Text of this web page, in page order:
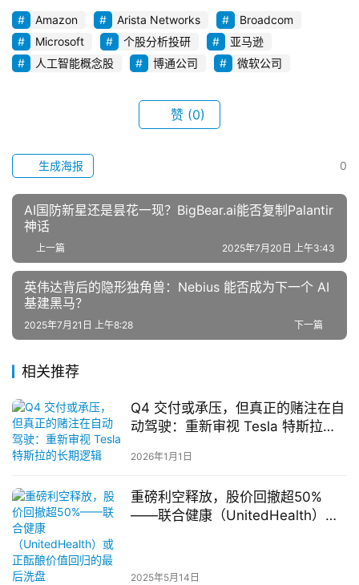
i
n
k
Amazon Arista Networks
Broadcom
Microsoft
个股分析投研
亚马逊
人工智能概念股
博通公司 微软公司
赞 (0)
0
生成海报
AI国防新星还是昙花一现？BigBear.ai能否复制Palantir
神话
上一篇 2025年7月20日 上午3:43
英伟达背后的隐形独角兽：Nebius 能否成为下一个 AI
基建黑马？
下一篇
2025年7月21日 上午8:28
相关推荐
Q4 交付或承压，但真正的赌注在自
动驾驶：重新审视 Tesla 特斯拉的
2026年1月1日
重磅利空释放，股价回撤超50%
——联合健康（UnitedHealth）或
2025年5月14日